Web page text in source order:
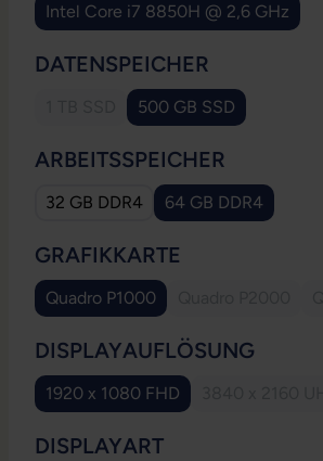
Intel Core i7 8850H @ 2,6 GHz
DATENSPEICHER
(Diese Option ist zurzeit nicht
500 GB SSD
ARBEITSSPEICHER
32 GB DDR4 64 GB DDR4
GRAFIKKARTE
Quadro P1000
DISPLAYAUFLÖSUNG
1920 x 1080 FHD
DISPLAYARTAUSWÄHLEN